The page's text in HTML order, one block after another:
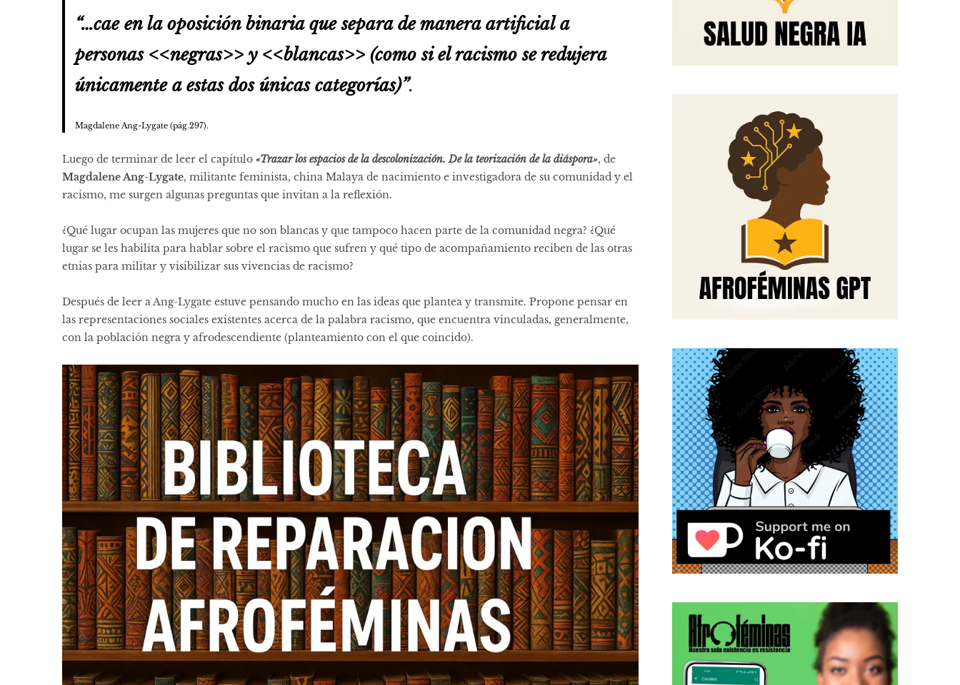
“…cae en la oposición binaria que separa de manera artificial a
personas <<negras>> y <<blancas>> (como si el racismo se redujera
únicamente a estas dos únicas categorías)”.
Magdalene Ang-Lygate (pág.297).
Luego de terminar de leer el capítulo «Trazar los espacios de la descolonización. De la teorización de la diáspora», de
Magdalene Ang-Lygate, militante feminista, china Malaya de nacimiento e investigadora de su comunidad y el
racismo, me surgen algunas preguntas que invitan a la reflexión.
¿Qué lugar ocupan las mujeres que no son blancas y que tampoco hacen parte de la comunidad negra? ¿Qué
lugar se les habilita para hablar sobre el racismo que sufren y qué tipo de acompañamiento reciben de las otras
etnias para militar y visibilizar sus vivencias de racismo?
Después de leer a Ang-Lygate estuve pensando mucho en las ideas que plantea y transmite. Propone pensar en
las representaciones sociales existentes acerca de la palabra racismo, que encuentra vinculadas, generalmente,
con la población negra y afrodescendiente (planteamiento con el que coincido).